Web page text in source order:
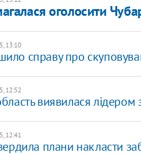
оголосити
13:10
справу про
12:52
виявилася
12:41
плани накласти